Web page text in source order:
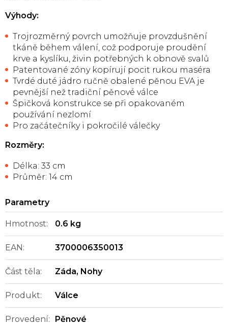
Výhody:
Trojrozměrný povrch umožňuje provzdušnění
tkáně během válení, což podporuje proudění
krve a kyslíku, živin potřebných k obnově svalů
Patentované zóny kopírují pocit rukou maséra
Tvrdé duté jádro ručně obalené pěnou EVA je
pevnější než tradiční pěnové válce
Špičková konstrukce se při opakovaném
používání nezlomí
Pro začátečníky i pokročilé válečky
Rozměry:
Délka: 33 cm
Průměr: 14 cm
Hmotnost: 0.6 kg
EAN: 3700006350013
Část těla: Záda, Nohy
Produkt: Válce
Provedení: Pěnové